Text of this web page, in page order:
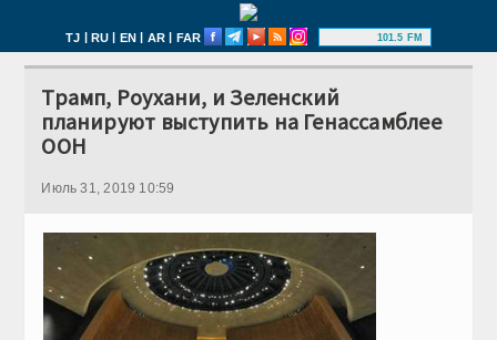
TJ | RU | EN | AR | FAR 101.5 FM
Трамп, Роухани, и Зеленский
планируют выступить на Генассамблее
ООН
Июль 31, 2019 10:59